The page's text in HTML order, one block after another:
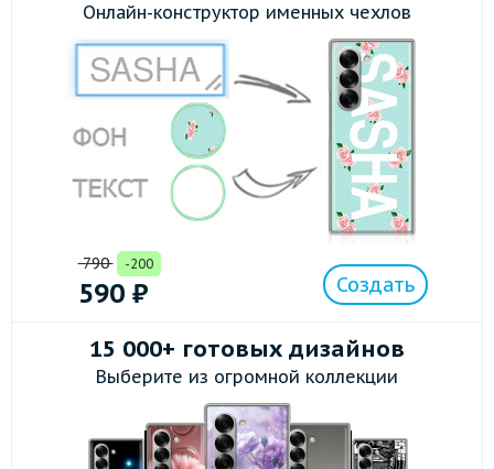
Онлайн-конструктор именных чехлов
790 -200
590 ₽ Создать
15 000+ готовых дизайнов
Выберите из огромной коллекции